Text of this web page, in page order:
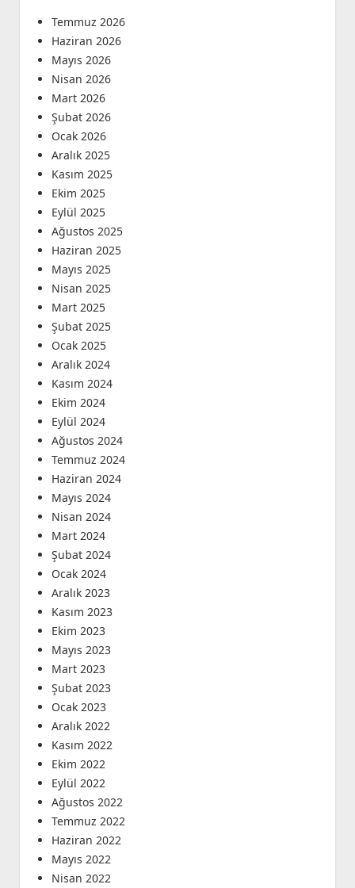
Temmuz 2026
Haziran 2026
Mayıs 2026
Nisan 2026
Mart 2026
Şubat 2026
Ocak 2026
Aralık 2025
Kasım 2025
Ekim 2025
Eylül 2025
Ağustos 2025
Haziran 2025
Mayıs 2025
Nisan 2025
Mart 2025
Şubat 2025
Ocak 2025
Aralık 2024
Kasım 2024
Ekim 2024
Eylül 2024
Ağustos 2024
Temmuz 2024
Haziran 2024
Mayıs 2024
Nisan 2024
Mart 2024
Şubat 2024
Ocak 2024
Aralık 2023
Kasım 2023
Ekim 2023
Mayıs 2023
Mart 2023
Şubat 2023
Ocak 2023
Aralık 2022
Kasım 2022
Ekim 2022
Eylül 2022
Ağustos 2022
Temmuz 2022
Haziran 2022
Mayıs 2022
Nisan 2022